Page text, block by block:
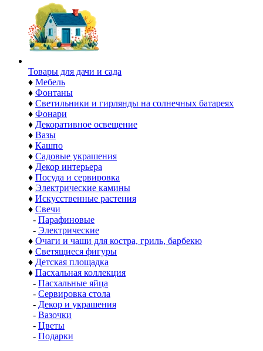
Товары для дачи и сада
♦ Мебель
♦ Фонтаны
♦ Светильники и гирлянды на солнечных батареях
♦ Фонари
♦ Декоративное освещение
♦ Вазы
♦ Кашпо
♦ Садовые украшения
♦ Декор интерьера
♦ Посуда и сервировка
♦ Электрические камины
♦ Искусственные растения
♦ Свечи
- Парафиновые
- Электрические
♦ Очаги и чаши для костра, гриль, барбекю
♦ Светящиеся фигуры
♦ Детская площадка
♦ Пасхальная коллекция
- Пасхальные яйца
- Сервировка стола
- Декор и украшения
- Вазочки
- Цветы
- Подарки